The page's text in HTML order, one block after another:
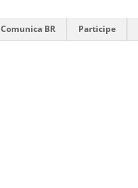
Comunica BR Participe